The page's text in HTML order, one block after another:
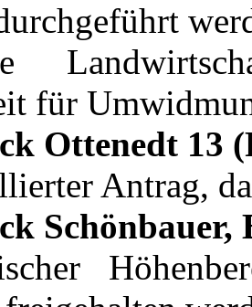
für
Ottenedt 13
Antrag,
Schönbauer,